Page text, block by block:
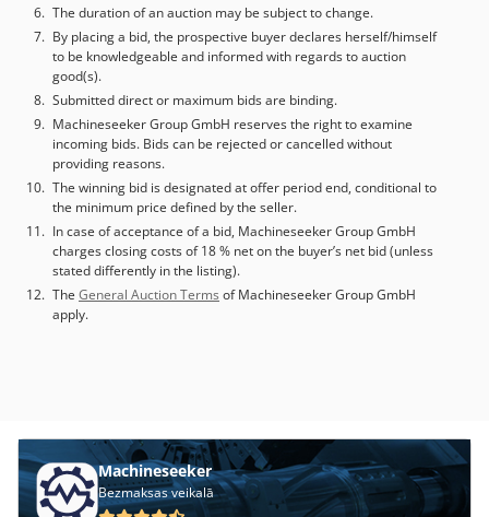
The duration of an auction may be subject to change.
By placing a bid, the prospective buyer declares herself/himself
to be knowledgeable and informed with regards to auction
good(s).
Submitted direct or maximum bids are binding.
Machineseeker Group GmbH reserves the right to examine
incoming bids. Bids can be rejected or cancelled without
providing reasons.
The winning bid is designated at offer period end, conditional to
the minimum price defined by the seller.
In case of acceptance of a bid, Machineseeker Group GmbH
charges closing costs of 18 % net on the buyer’s net bid (unless
stated differently in the listing).
The General Auction Terms of Machineseeker Group GmbH
apply.
Machineseeker
Bezmaksas veikalā